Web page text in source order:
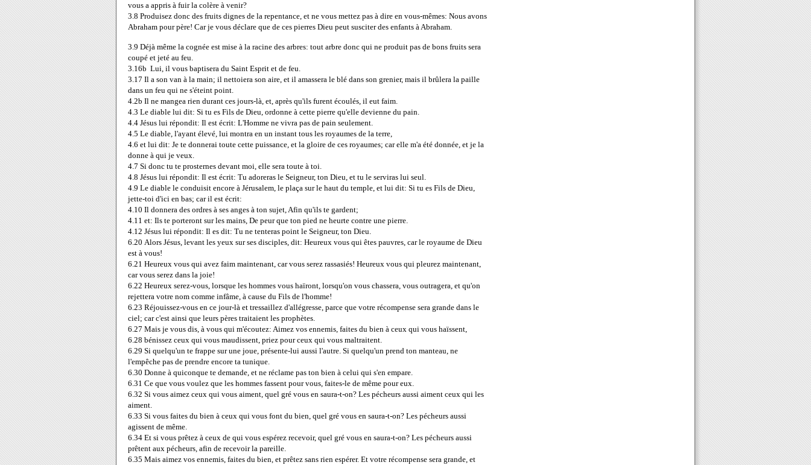
vous a appris à fuir la colère à venir?
3.8 Produisez donc des fruits dignes de la repentance, et ne vous mettez pas à dire en vous-mêmes: Nous avons
Abraham pour père! Car je vous déclare que de ces pierres Dieu peut susciter des enfants à Abraham.
3.9 Déjà même la cognée est mise à la racine des arbres: tout arbre donc qui ne produit pas de bons fruits sera
coupé et jeté au feu.
3.16b Lui, il vous baptisera du Saint Esprit et de feu.
3.17 Il a son van à la main; il nettoiera son aire, et il amassera le blé dans son grenier, mais il brûlera la paille
dans un feu qui ne s'éteint point.
4.2b Il ne mangea rien durant ces jours-là, et, après qu'ils furent écoulés, il eut faim.
4.3 Le diable lui dit: Si tu es Fils de Dieu, ordonne à cette pierre qu'elle devienne du pain.
4.4 Jésus lui répondit: Il est écrit: L'Homme ne vivra pas de pain seulement.
4.5 Le diable, l'ayant élevé, lui montra en un instant tous les royaumes de la terre,
4.6 et lui dit: Je te donnerai toute cette puissance, et la gloire de ces royaumes; car elle m'a été donnée, et je la
donne à qui je veux.
4.7 Si donc tu te prosternes devant moi, elle sera toute à toi.
4.8 Jésus lui répondit: Il est écrit: Tu adoreras le Seigneur, ton Dieu, et tu le serviras lui seul.
4.9 Le diable le conduisit encore à Jérusalem, le plaça sur le haut du temple, et lui dit: Si tu es Fils de Dieu,
jette-toi d'ici en bas; car il est écrit:
4.10 Il donnera des ordres à ses anges à ton sujet, Afin qu'ils te gardent;
4.11 et: Ils te porteront sur les mains, De peur que ton pied ne heurte contre une pierre.
4.12 Jésus lui répondit: Il es dit: Tu ne tenteras point le Seigneur, ton Dieu.
6.20 Alors Jésus, levant les yeux sur ses disciples, dit: Heureux vous qui êtes pauvres, car le royaume de Dieu
est à vous!
6.21 Heureux vous qui avez faim maintenant, car vous serez rassasiés! Heureux vous qui pleurez maintenant,
car vous serez dans la joie!
6.22 Heureux serez-vous, lorsque les hommes vous haïront, lorsqu'on vous chassera, vous outragera, et qu'on
rejettera votre nom comme infâme, à cause du Fils de l'homme!
6.23 Réjouissez-vous en ce jour-là et tressaillez d'allégresse, parce que votre récompense sera grande dans le
ciel; car c'est ainsi que leurs pères traitaient les prophètes.
6.27 Mais je vous dis, à vous qui m'écoutez: Aimez vos ennemis, faites du bien à ceux qui vous haïssent,
6.28 bénissez ceux qui vous maudissent, priez pour ceux qui vous maltraitent.
6.29 Si quelqu'un te frappe sur une joue, présente-lui aussi l'autre. Si quelqu'un prend ton manteau, ne
l'empêche pas de prendre encore ta tunique.
6.30 Donne à quiconque te demande, et ne réclame pas ton bien à celui qui s'en empare.
6.31 Ce que vous voulez que les hommes fassent pour vous, faites-le de même pour eux.
6.32 Si vous aimez ceux qui vous aiment, quel gré vous en saura-t-on? Les pécheurs aussi aiment ceux qui les
aiment.
6.33 Si vous faites du bien à ceux qui vous font du bien, quel gré vous en saura-t-on? Les pécheurs aussi
agissent de même.
6.34 Et si vous prêtez à ceux de qui vous espérez recevoir, quel gré vous en saura-t-on? Les pécheurs aussi
prêtent aux pécheurs, afin de recevoir la pareille.
6.35 Mais aimez vos ennemis, faites du bien, et prêtez sans rien espérer. Et votre récompense sera grande, et